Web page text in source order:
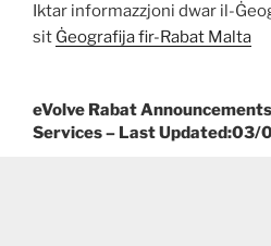
Iktar informazzjoni dwar il-
sit Ġeografija fir-Rabat Malta
eVolve Rabat
Services – Last